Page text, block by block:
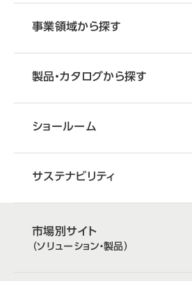
事業領域から探す
製品・カタログから探す
ショールーム
サステナビリティ
市場別サイト
（ソリューション・製品）